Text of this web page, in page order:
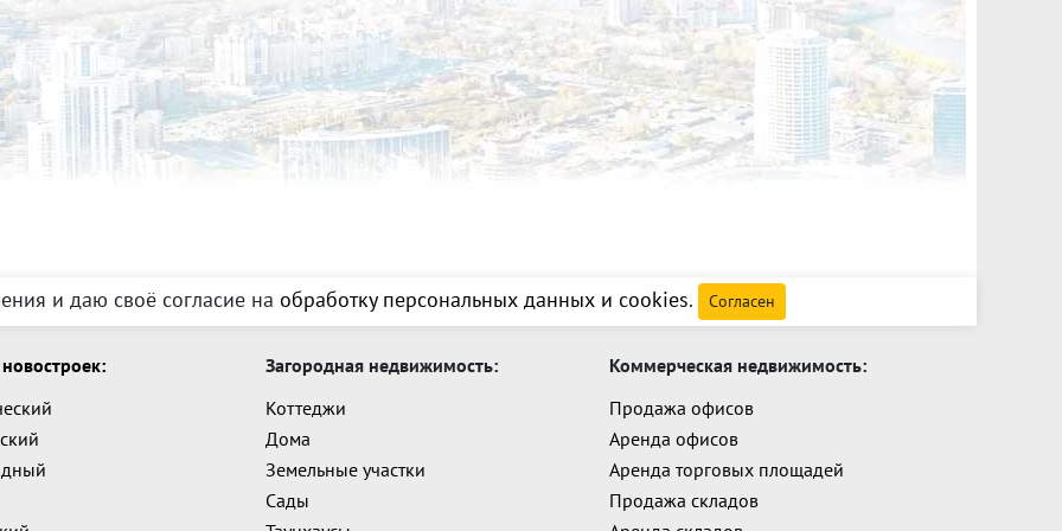
и даю своё согласие на обработку персональных данных и cookies. Согласен
Загородная недвижимость:
Коттеджи
Дома
Земельные участки
Сады
Коммерческая недвижимость:
Продажа офисов
Аренда офисов
Аренда торговых площадей
Продажа складов